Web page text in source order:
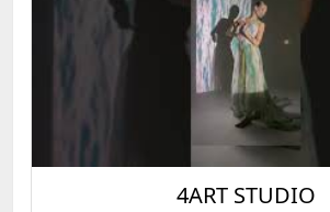
4ART STUDIO